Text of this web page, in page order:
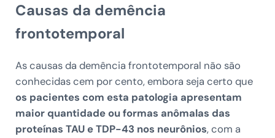
Causas da demência
frontotemporal
As causas da demência frontotemporal não são
conhecidas cem por cento, embora seja certo que
os pacientes com esta patologia apresentam
maior quantidade ou formas anômalas das
proteínas TAU e TDP-43 nos neurônios, com a